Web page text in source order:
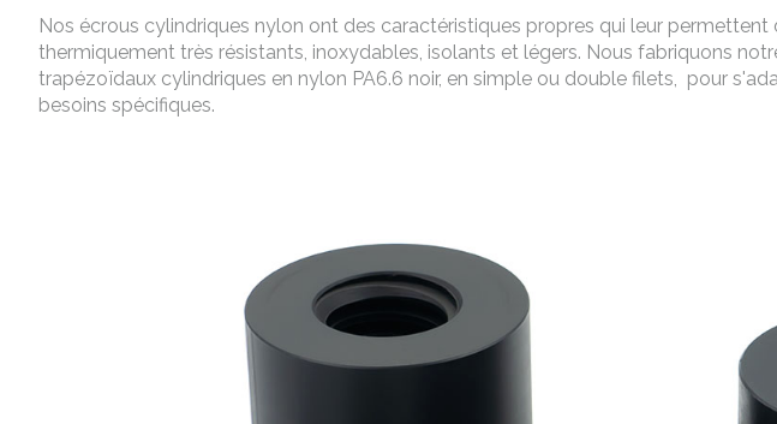
Nos écrous cylindriques nylon ont des caractéristiques propres qui leur
thermiquement très résistants, inoxydables, isolants et légers. Nous fabriquons
trapézoïdaux cylindriques en nylon PA6.6 noir, en simple ou double filets, pour
besoins spécifiques.